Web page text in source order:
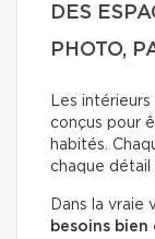
DES
PHOTO,
Les
conçus pour
habités.
chaque détail
Dans la vraie
besoins bien